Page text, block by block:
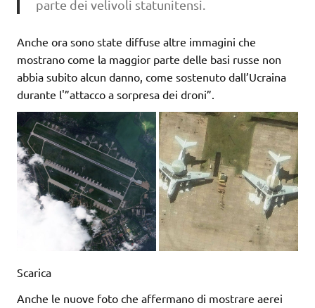
parte dei velivoli statunitensi.
Anche ora sono state diffuse altre immagini che
mostrano come la maggior parte delle basi russe non
abbia subito alcun danno, come sostenuto dall’Ucraina
durante l'”attacco a sorpresa dei droni”.
Scarica
Anche le nuove foto che affermano di mostrare aerei